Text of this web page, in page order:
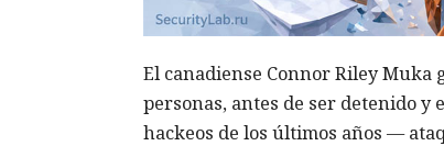
El canadiense Connor Riley Muka
personas, antes de ser detenido y
hackeos de los últimos años —